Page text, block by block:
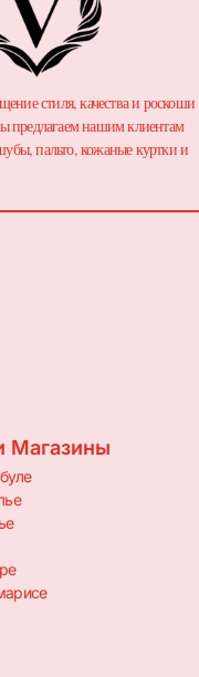
стиля, качества и роскоши
предлагаем нашим клиентам
пальто, кожаные куртки и
Магазины